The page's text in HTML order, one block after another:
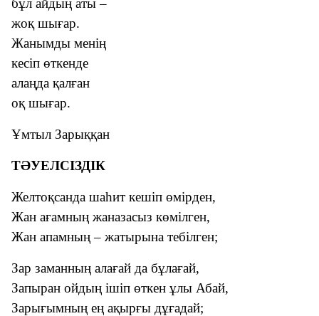
бұл айдың аты –
жоқ шығар.
Жанымды менің
кесіп өткенде
алаңда қалған
оқ шығар.
Ұмтыл Зарыққан
ТƏУЕЛСІЗДІК
Желтоқсанда шаһит кешіп өмірден,
Жан ағамның жаназасыз көмілген,
Жан апамның – жатырына тебілген;
Зар заманның алағай да бұлағай,
Запыран ойдың ішіп өткен ұлы Абай,
Зарығымның ең ақырғы дұғадай;